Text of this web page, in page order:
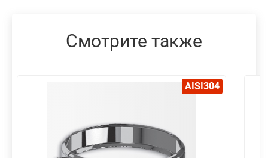
Смотрите также
AISI304